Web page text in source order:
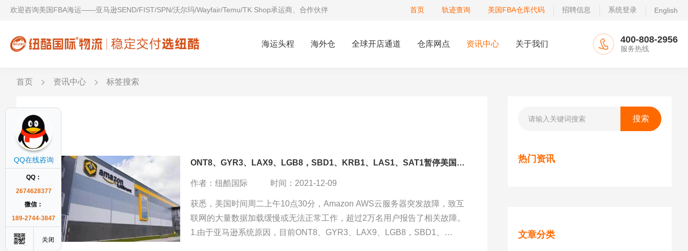
欢迎咨询美国FBA海运——亚马逊SEND/FIST/SPN/沃尔玛/Wayfair/Temu/TK Shop承运商、合作伙伴 首页 轨迹查询 美国FBA仓库代码 招聘信息 系统登录 English
海运头程 海外仓 全球开店通道 仓库网点 资讯中心 关于我们 400-808-2956
服务热线
首页 资讯中心 标签搜索
SAT1
ONT8、GYR3、LAX9、LGB8，SBD1、KRB1、LAS1、SAT1暂停美国卡派——亚马逊系统崩溃
作者：纽酷国际 时间：2021-12-09
获悉，美国时间周二上午10点30分，Amazon AWS云服务器突发故障，致互
联网的大量数据加载缓慢或无法正常工作，超过2万名用户报告了相关故障。
1.由于亚马逊系统原因，目前ONT8、GYR3、LAX9、LGB8，SBD1、
热门资讯
文章分类
QQ在线咨询
QQ：
2674628377
微信：
189-2744-3847